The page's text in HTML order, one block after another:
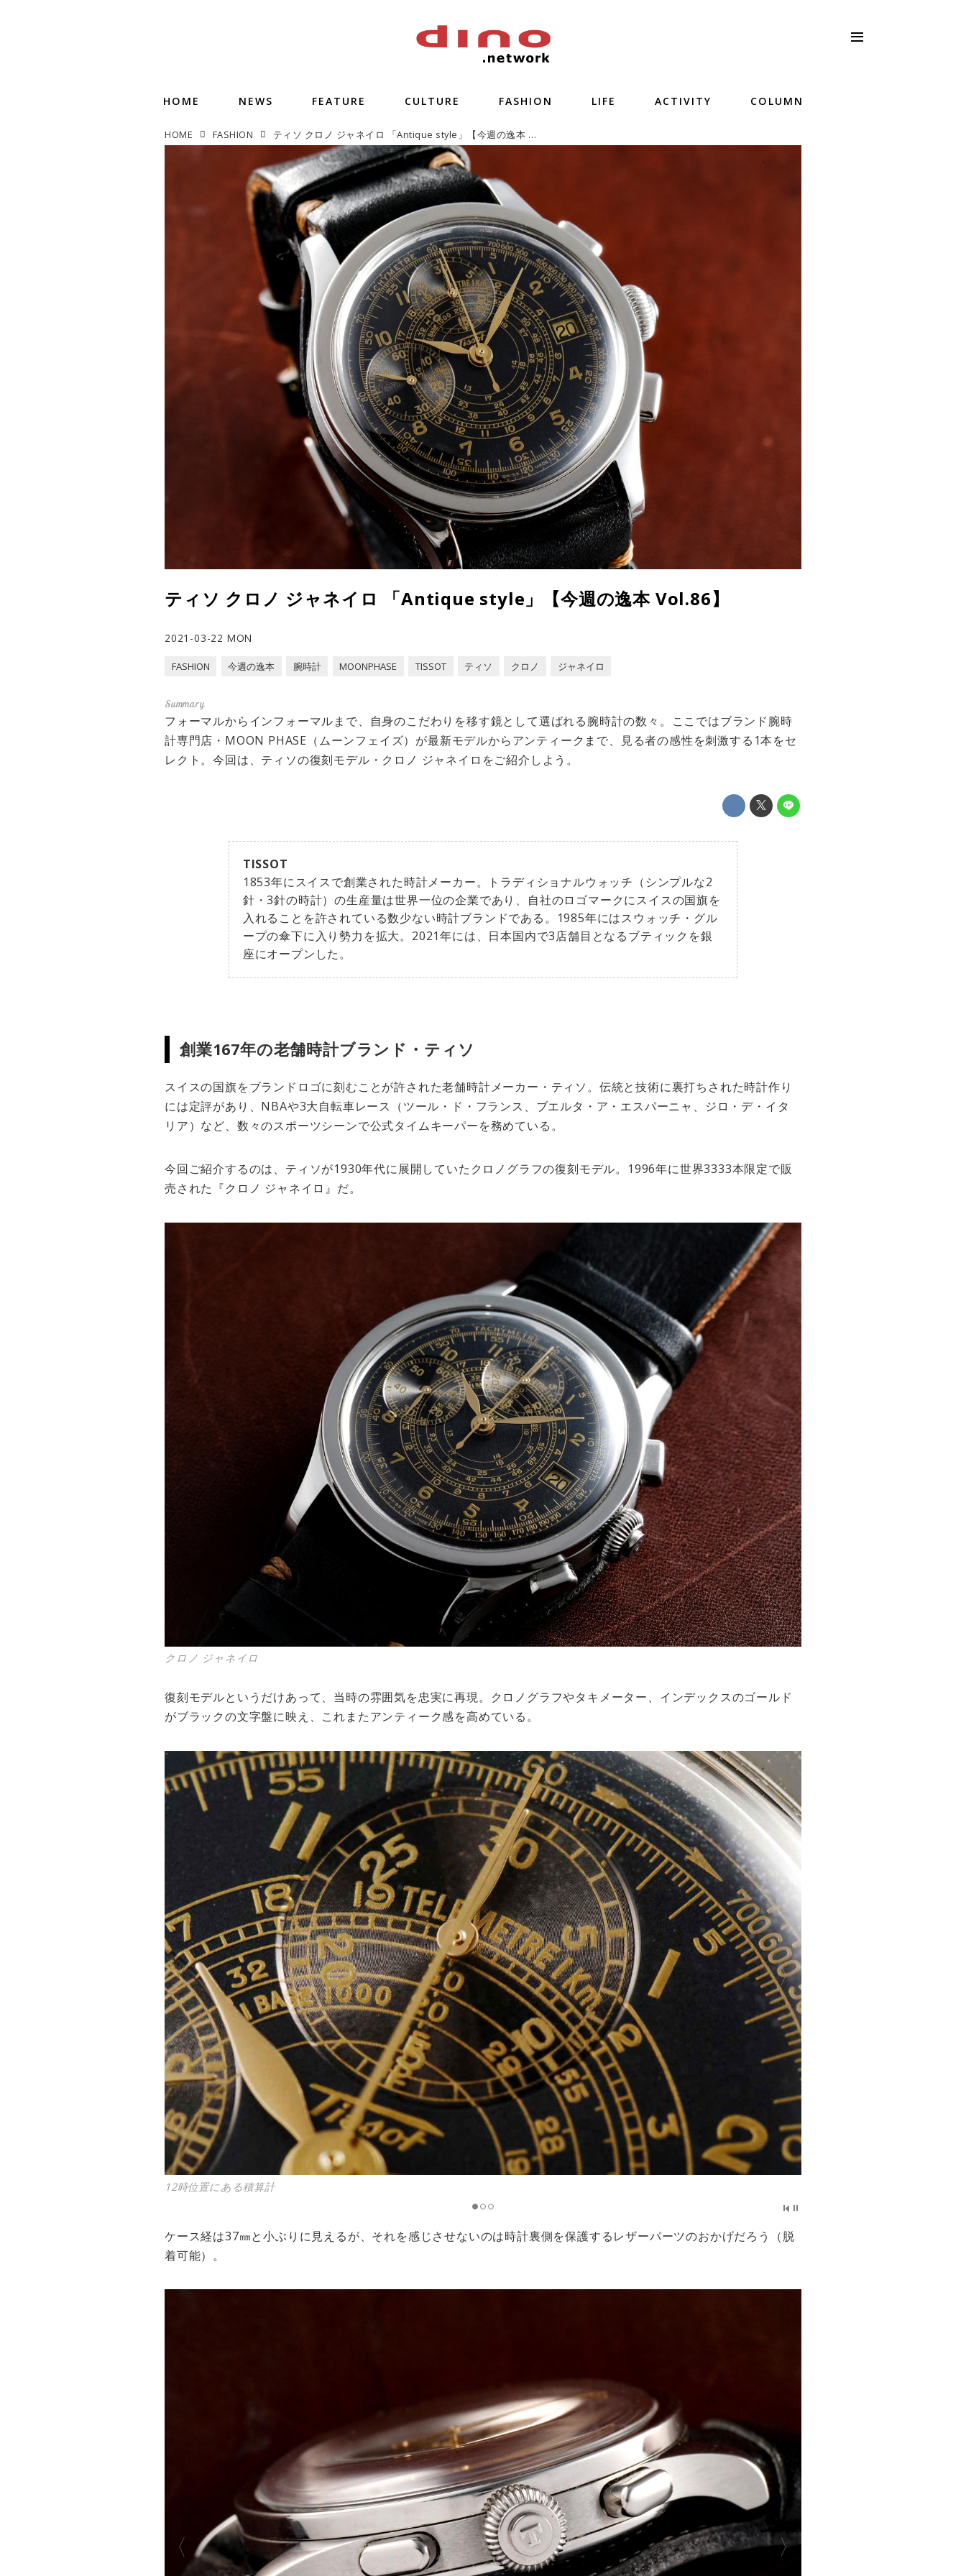
HOME NEWS FEATURE CULTURE FASHION LIFE ACTIVITY COLUMN
HOME FASHION ティソ クロノ ジャネイロ 「Antique style」【今週の逸本 Vol.86】
ティソ クロノ ジャネイロ 「Antique style」【今週の逸本 Vol.86】
2021-03-22 MON
FASHION 今週の逸本 腕時計 MOONPHASE TISSOT ティソ クロノ ジャネイロ
フォーマルからインフォーマルまで、自身のこだわりを移す鏡として選ばれる腕時計の数々。ここではブランド腕時
計専門店・MOON PHASE（ムーンフェイズ）が最新モデルからアンティークまで、見る者の感性を刺激する1本をセ
レクト。今回は、ティソの復刻モデル・クロノ ジャネイロをご紹介しよう。
TISSOT
1853年にスイスで創業された時計メーカー。トラディショナルウォッチ（シンプルな2
針・3針の時計）の生産量は世界一位の企業であり、自社のロゴマークにスイスの国旗を
入れることを許されている数少ない時計ブランドである。1985年にはスウォッチ・グル
ープの傘下に入り勢力を拡大。2021年には、日本国内で3店舗目となるブティックを銀
座にオープンした。
創業167年の老舗時計ブランド・ティソ
スイスの国旗をブランドロゴに刻むことが許された老舗時計メーカー・ティソ。伝統と技術に裏打ちされた時計作り
には定評があり、NBAや3大自転車レース（ツール・ド・フランス、ブエルタ・ア・エスパーニャ、ジロ・デ・イタ
リア）など、数々のスポーツシーンで公式タイムキーパーを務めている。
今回ご紹介するのは、ティソが1930年代に展開していたクロノグラフの復刻モデル。1996年に世界3333本限定で販
売された『クロノ ジャネイロ』だ。
クロノ ジャネイロ
復刻モデルというだけあって、当時の雰囲気を忠実に再現。クロノグラフやタキメーター、インデックスのゴールド
がブラックの文字盤に映え、これまたアンティーク感を高めている。
12時位置にある積算計
ケース経は37㎜と小ぶりに見えるが、それを感じさせないのは時計裏側を保護するレザーパーツのおかげだろう（脱
着可能）。